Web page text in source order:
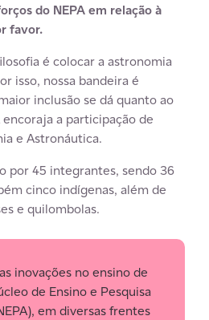
do NEPA em relação à
favor.
é colocar a astronomia
isso, nossa bandeira é
inclusão se dá quanto ao
a participação de
e Astronáutica.
por 45 integrantes, sendo 36
cinco indígenas, além de
e quilombolas.
inovações no ensino de
de Ensino e Pesquisa
em diversas frentes